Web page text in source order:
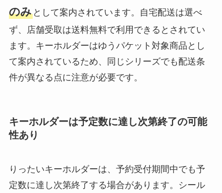
のみとして案内されています。自宅配送は選べ
ず、店舗受取は送料無料で利用できるとされてい
ます。キーホルダーはゆうパケット対象商品とし
て案内されているため、同じシリーズでも配送条
件が異なる点に注意が必要です。
キーホルダーは予定数に達し次第終了の可能
性あり
りったいキーホルダーは、予約受付期間中でも予
定数に達し次第終了する場合があります。シール